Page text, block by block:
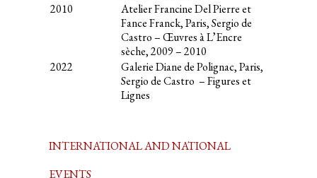
2010
Atelier Francine Del Pierre et
Fance Franck, Paris, Sergio de
Castro – Œuvres à L’Encre
sèche, 2009 – 2010
2022
Galerie Diane de Polignac, Paris,
Sergio de Castro – Figures et
Lignes
INTERNATIONAL AND NATIONAL
EVENTS